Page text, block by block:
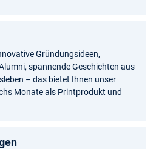
Gründungsideen,
spannende Geschichten aus
– das bietet Ihnen unser
Monate als Printprodukt und